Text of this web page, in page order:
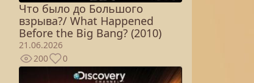
Что было до Большого
взрыва?/ What Happened
Before the Big Bang? (2010)
21.06.2026
200
0